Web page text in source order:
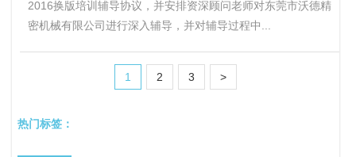
2016换版培训辅导协议，并安排资深顾问老师对东莞市沃德精
密机械有限公司进行深入辅导，并对辅导过程中...
1 2 3 >
热门标签：